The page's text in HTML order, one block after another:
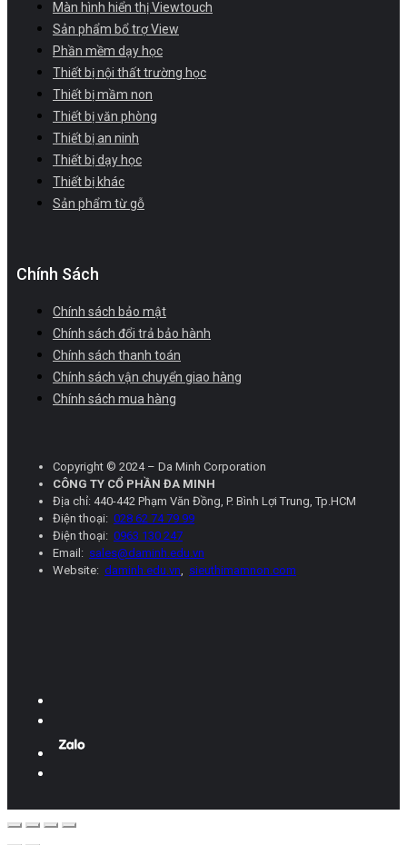
Màn hình hiển thị Viewtouch
Sản phẩm bổ trợ View
Phần mềm dạy học
Thiết bị nội thất trường học
Thiết bị mầm non
Thiết bị văn phòng
Thiết bị an ninh
Thiết bị dạy học
Thiết bị khác
Sản phẩm từ gỗ
Chính Sách
Chính sách bảo mật
Chính sách đổi trả bảo hành
Chính sách thanh toán
Chính sách vận chuyển giao hàng
Chính sách mua hàng
Copyright © 2024 – Da Minh Corporation
CÔNG TY CỔ PHẦN ĐA MINH
Địa chỉ: 440-442 Phạm Văn Đồng, P. Bình Lợi Trung, Tp.HCM
Điện thoại: 028 62 74 79 99
Điện thoại: 0963 130 247
Email: sales@daminh.edu.vn
Website: daminh.edu.vn, sieuthimamnon.com